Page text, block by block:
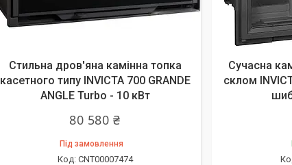
Стильна дров'яна камінна топка
касетного типу INVICTA 700 GRANDE
ANGLE Turbo - 10 кВт
80 580 ₴
Під замовлення
CNT00007474
Сучасна
склом